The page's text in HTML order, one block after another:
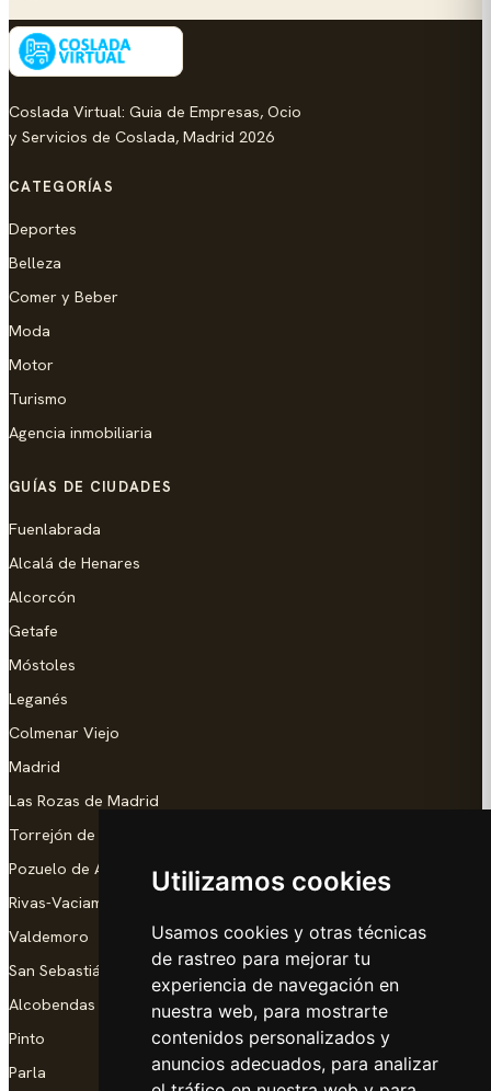
Utilizamos cookies
Usamos cookies y otras técnicas
de rastreo para mejorar tu
experiencia de navegación en
nuestra web, para mostrarte
contenidos personalizados y
anuncios adecuados, para analizar
Coslada Virtual: Guia de Empresas, Ocio
y Servicios de Coslada, Madrid 2026
CATEGORÍAS
Deportes
Belleza
Comer y Beber
Moda
Motor
Turismo
Agencia inmobiliaria
GUÍAS DE CIUDADES
Fuenlabrada
Alcalá de Henares
Alcorcón
Getafe
Móstoles
Leganés
Colmenar Viejo
Madrid
Las Rozas de Madrid
Torrejón de Ardoz
Pozuelo de Alarcón
Rivas-Vaciamadrid
Valdemoro
San Sebastián de los Reyes
Alcobendas
Pinto
Parla